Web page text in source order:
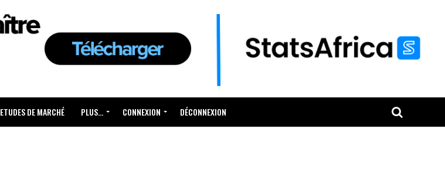
ETUDES DE MARCHÉ PLUS… CONNEXION DÉCONNEXION